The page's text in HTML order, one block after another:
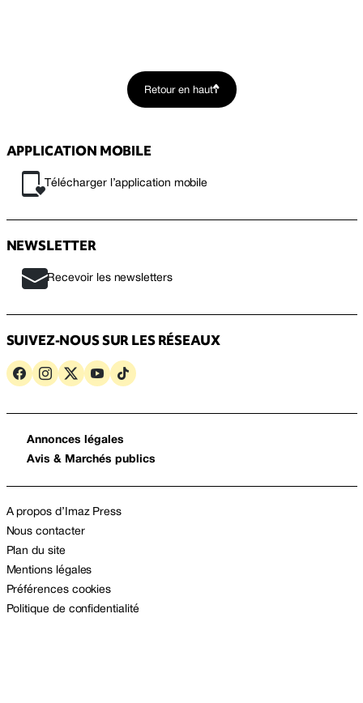
Retour en haut
APPLICATION MOBILE
Télécharger l’application mobile
NEWSLETTER
Recevoir les newsletters
SUIVEZ-NOUS SUR LES RÉSEAUX
Annonces légales
Avis & Marchés publics
A propos d’Imaz Press
Nous contacter
Plan du site
Mentions légales
Préférences cookies
Politique de confidentialité